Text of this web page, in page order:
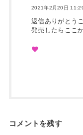
2021年2月20日
返信ありがとう
発売したらここ
コメントを残す